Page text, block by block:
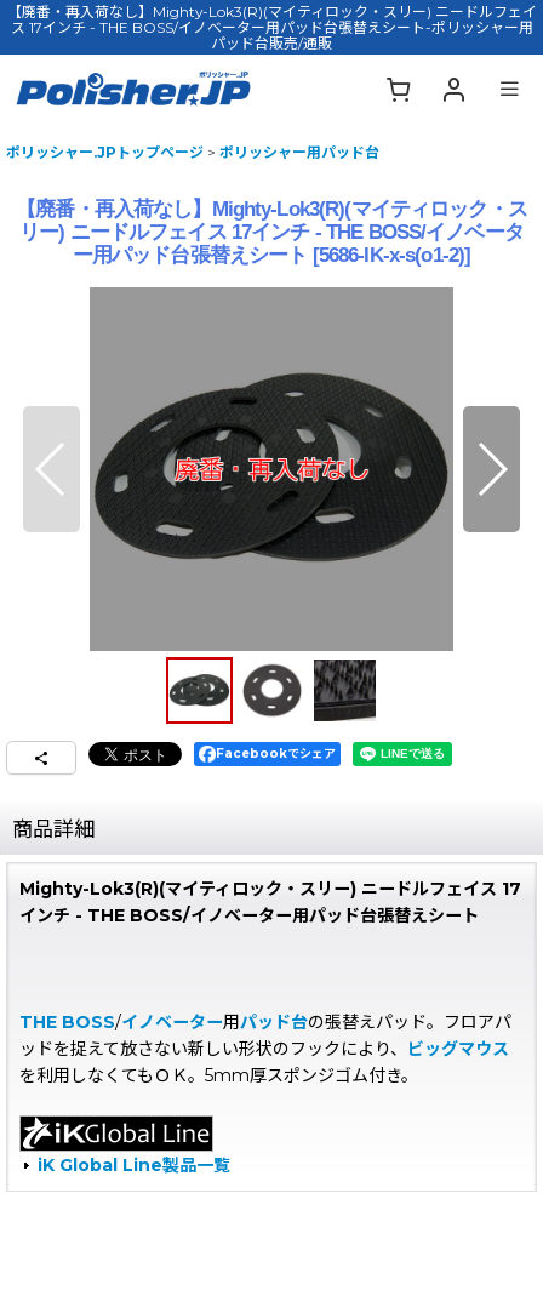
【廃番・再入荷なし】Mighty-Lok3(R)(マイティロック・スリー) ニードルフェイ
ス 17インチ - THE BOSS/イノベーター用パッド台張替えシート-ポリッシャー用
パッド台販売/通販
ポリッシャー.JPトップページ > ポリッシャー用パッド台
【廃番・再入荷なし】Mighty-Lok3(R)(マイティロック・ス
リー) ニードルフェイス 17インチ - THE BOSS/イノベータ
ー用パッド台張替えシート [5686-IK-x-s(o1-2)]
Facebookでシェア
商品詳細
Mighty-Lok3(R)(マイティロック・スリー) ニードルフェイス 17
インチ - THE BOSS/イノベーター用パッド台張替えシート
THE BOSS/イノベーター用パッド台の張替えパッド。フロアパ
ッドを捉えて放さない新しい形状のフックにより、
ビッグマウス
を利用しなくてもＯＫ。5mm厚スポンジゴム付き。
iK Global Line製品一覧